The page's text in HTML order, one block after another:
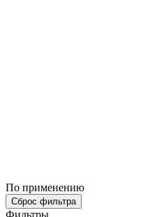
По применению
Сброс фильтра
Фильтры